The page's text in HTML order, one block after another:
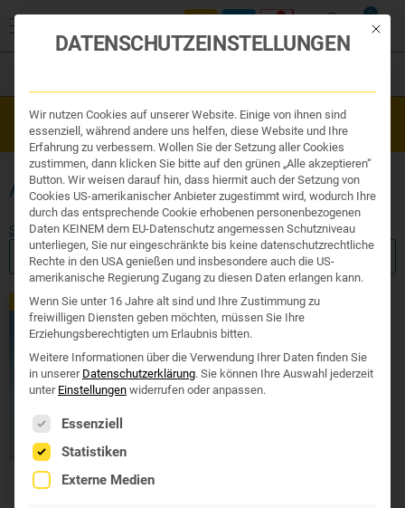
0
Organe & Organ Uhr
Traditionelle Medizin
Nahrungsergänzung
Kosmetik und Hygiene
Ihr Apotheker
Westend Online-Shop: Sicher, schnell und 24/7 für Sie da!
Gratisversand ab €50
ALA GLUT DETOX
Start/ Produkte verschlagwortet mit „ala glut detox“
FILTER ANZEIGEN
Exklusiv
Westend
Mit
DATENSCHUTZEINSTELLUNGEN
Wir nutzen Cookies auf unserer Website. Einige von ihnen sind
essenziell, während andere uns helfen, diese Website und Ihre
Erfahrung zu verbessern. Wollen Sie der Setzung aller Cookies
zustimmen, dann klicken Sie bitte auf den grünen „Alle akzeptieren“
Button. Wir weisen darauf hin, dass hiermit auch der Setzung von
Cookies US-amerikanischer Anbieter zugestimmt wird, wodurch Ihre
durch das entsprechende Cookie erhobenen personenbezogenen
Daten KEINEM dem EU-Datenschutz angemessen Schutzniveau
unterliegen, Sie nur eingeschränkte bis keine datenschutzrechtliche
Rechte in den USA genießen und insbesondere auch die US-
amerikanische Regierung Zugang zu diesen Daten erlangen kann.
Wenn Sie unter 16 Jahre alt sind und Ihre Zustimmung zu
freiwilligen Diensten geben möchten, müssen Sie Ihre
Erziehungsberechtigten um Erlaubnis bitten.
Weitere Informationen über die Verwendung Ihrer Daten finden Sie
in unserer Datenschutzerklärung. Sie können Ihre Auswahl jederzeit
unter Einstellungen widerrufen oder anpassen.
Es folgt eine Liste der Service-Gruppen, für die eine
Essenziell
Statistiken
Externe Medien